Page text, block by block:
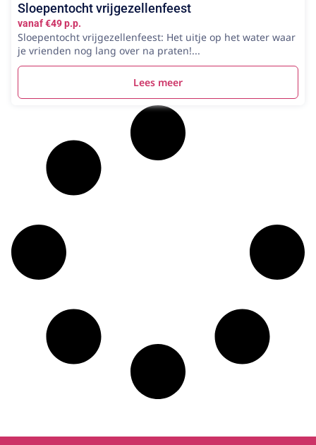
Sloepentocht vrijgezellenfeest
vanaf €49 p.p.
Sloepentocht vrijgezellenfeest: Het uitje op het water waar
je vrienden nog lang over na praten!...
Lees meer